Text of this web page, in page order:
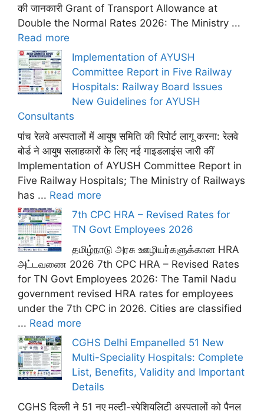
की जानकारी Grant of Transport Allowance at
Double the Normal Rates 2026: The Ministry ...
Read more
Implementation of AYUSH
Committee Report in Five Railway
Hospitals: Railway Board Issues
New Guidelines for AYUSH
Consultants
पांच रेलवे अस्पतालों में आयुष समिति की रिपोर्ट लागू करना: रेलवे
बोर्ड ने आयुष सलाहकारों के लिए नई गाइडलाइंस जारी कीं
Implementation of AYUSH Committee Report in
Five Railway Hospitals; The Ministry of Railways
has ... Read more
7th CPC HRA – Revised Rates for
TN Govt Employees 2026
தமிழ்நாடு அரசு ஊழியர்களுக்கான HRA
அட்டவணை 2026 7th CPC HRA – Revised Rates
for TN Govt Employees 2026: The Tamil Nadu
government revised HRA rates for employees
under the 7th CPC in 2026. Cities are classified
... Read more
CGHS Delhi Empanelled 51 New
Multi-Speciality Hospitals: Complete
List, Benefits, Validity and Important
Details
CGHS दिल्ली ने 51 नए मल्टी-स्पेशियलिटी अस्पतालों को पैनल